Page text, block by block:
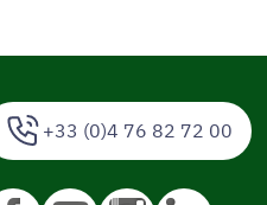
+33 (0)4 76 82 72 00